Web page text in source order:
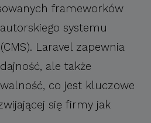
frameworków
systemu
Laravel zapewnia
ale także
co jest kluczowe
się firmy jak